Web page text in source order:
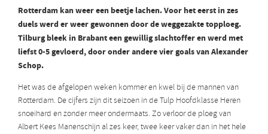
Rotterdam kan weer een beetje lachen. Voor het eerst in zes
duels werd er weer gewonnen door de weggezakte topploeg.
Tilburg bleek in Brabant een gewillig slachtoffer en werd met
liefst 0-5 gevloerd, door onder andere vier goals van Alexander
Schop.
Het was de afgelopen weken kommer en kwel bij de mannen van
Rotterdam. De cijfers zijn dit seizoen in de Tulp Hoofdklasse Heren
snoeihard en zonder meer ondermaats. Zo verloor de ploeg van
Albert Kees Manenschijn al zes keer, twee keer vaker dan in het hele